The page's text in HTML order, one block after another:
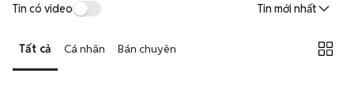
Tin có video Tin mới nhất
Tất cả Cá nhân Bán chuyên